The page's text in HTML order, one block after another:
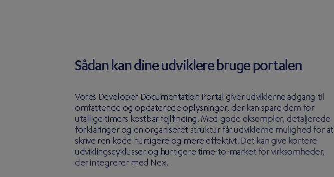
Sådan kan dine udviklere bruge portalen
Vores Developer Documentation Portal giver udviklerne adgang til
omfattende og opdaterede oplysninger, der kan spare dem for
utallige timers kostbar fejlfinding. Med gode eksempler, detaljerede
forklaringer og en organiseret struktur får udviklerne mulighed for at
skrive ren kode hurtigere og mere effektivt. Det kan give kortere
udviklingscyklusser og hurtigere time-to-market for virksomheder,
der integrerer med Nexi.